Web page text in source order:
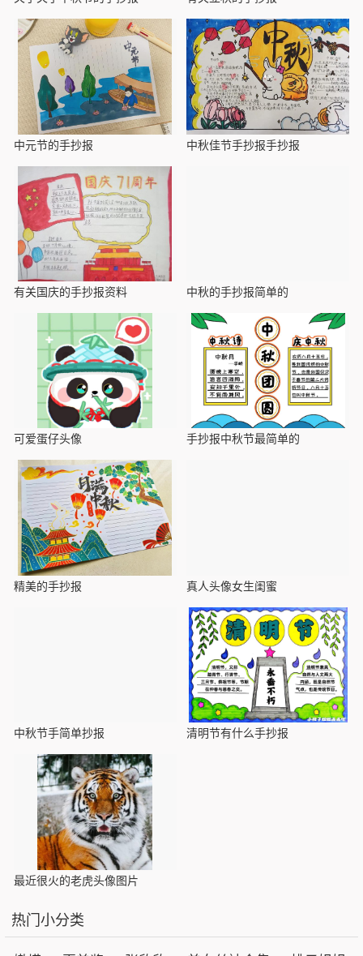
中元节的手抄报 中秋佳节手抄报手抄报
有关国庆的手抄报资料 中秋的手抄报简单的
可爱蛋仔头像 手抄报中秋节最简单的
精美的手抄报 真人头像女生闺蜜
中秋节手简单抄报 清明节有什么手抄报
最近很火的老虎头像图片
热门小分类